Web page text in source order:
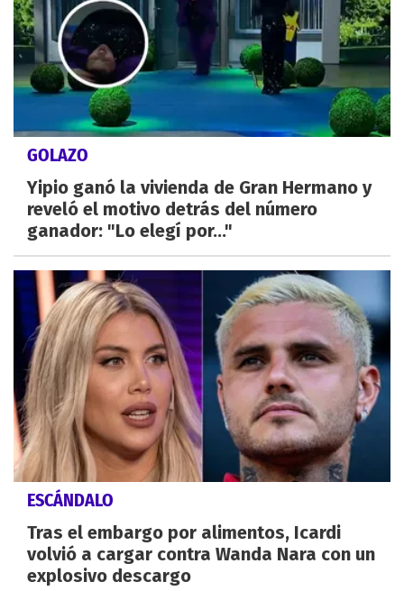
GOLAZO
Yipio ganó la vivienda de Gran Hermano y
reveló el motivo detrás del número
ganador: "Lo elegí por..."
ESCÁNDALO
Tras el embargo por alimentos, Icardi
volvió a cargar contra Wanda Nara con un
explosivo descargo